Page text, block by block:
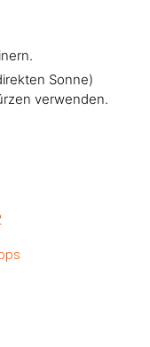
Sonne)
verwenden.